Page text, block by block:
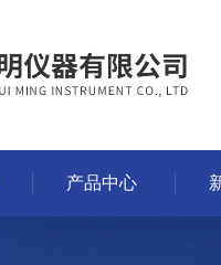
产品中心